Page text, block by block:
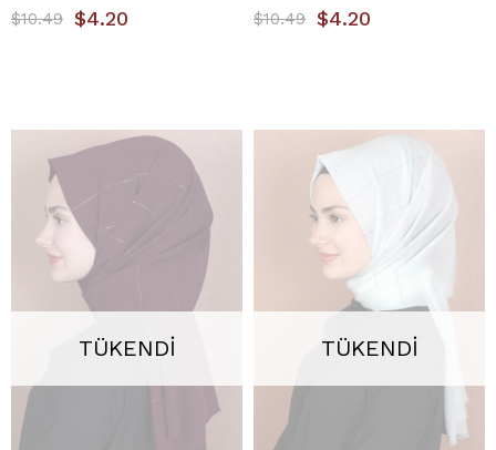
$4.20
$10.49 $4.20
$10.49
TÜKENDI TÜKENDI